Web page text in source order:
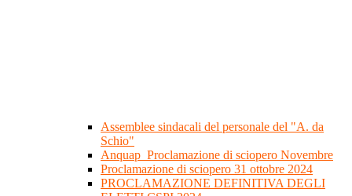
Assemblee sindacali del personale del "A. da
Schio"
Anquap_Proclamazione di sciopero Novembre
Proclamazione di sciopero 31 ottobre 2024
PROCLAMAZIONE DEFINITIVA DEGLI